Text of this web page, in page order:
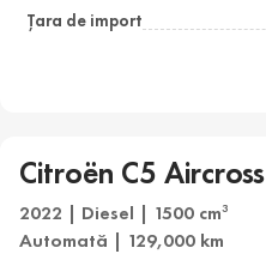
Țara de import
Citroën C5 Aircross
2022 | Diesel | 1500 cm3
Automată | 129,000 km